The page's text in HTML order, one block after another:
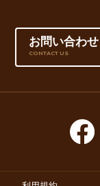
お問い合わせ
CONTACT US